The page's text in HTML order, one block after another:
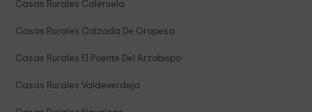
Casas Rurales Caleruela
Casas Rurales Calzada De Oropesa
Casas Rurales El Puente Del Arzobispo
Casas Rurales Valdeverdeja